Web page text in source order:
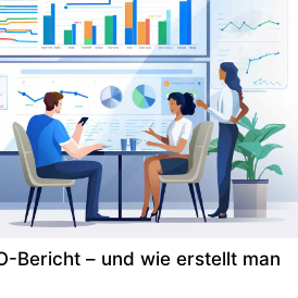
Bericht – und wie erstellt man